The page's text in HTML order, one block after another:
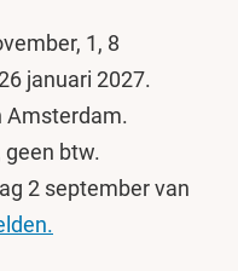
1, 8
januari 2027.
Amsterdam.
geen btw.
2 september van